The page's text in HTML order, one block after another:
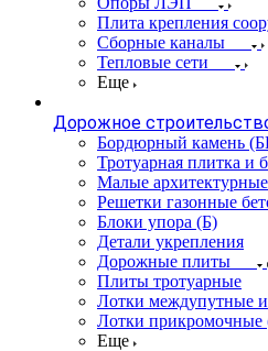
Плита крепления
Сборные каналы
Тепловые сети
Еще
Дорожное
Бордюрный камень
Тротуарная плитка и
Малые
Решетки газонные
Блоки упора (Б)
Детали укрепления
Дорожные плиты
Плиты тротуарные
Лотки
Лотки прикромочные
Еще